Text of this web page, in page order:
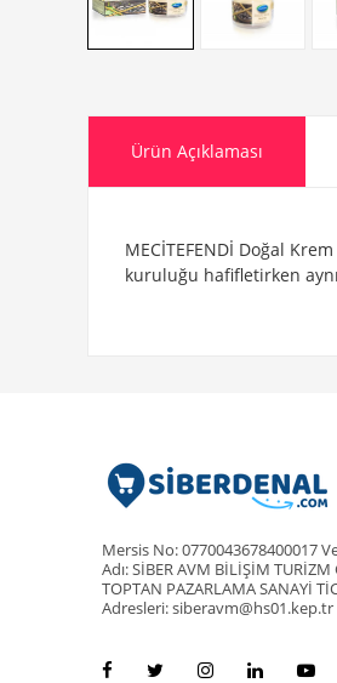
Ürün Açıklaması
MECİTEFENDİ Doğal
kuruluğu hafifletirken
Mersis No: 0770043678400017
Adı: SİBER AVM BİLİŞİM TURİZM
TOPTAN PAZARLAMA SANAYİ
Adresleri: siberavm@hs01.kep.tr